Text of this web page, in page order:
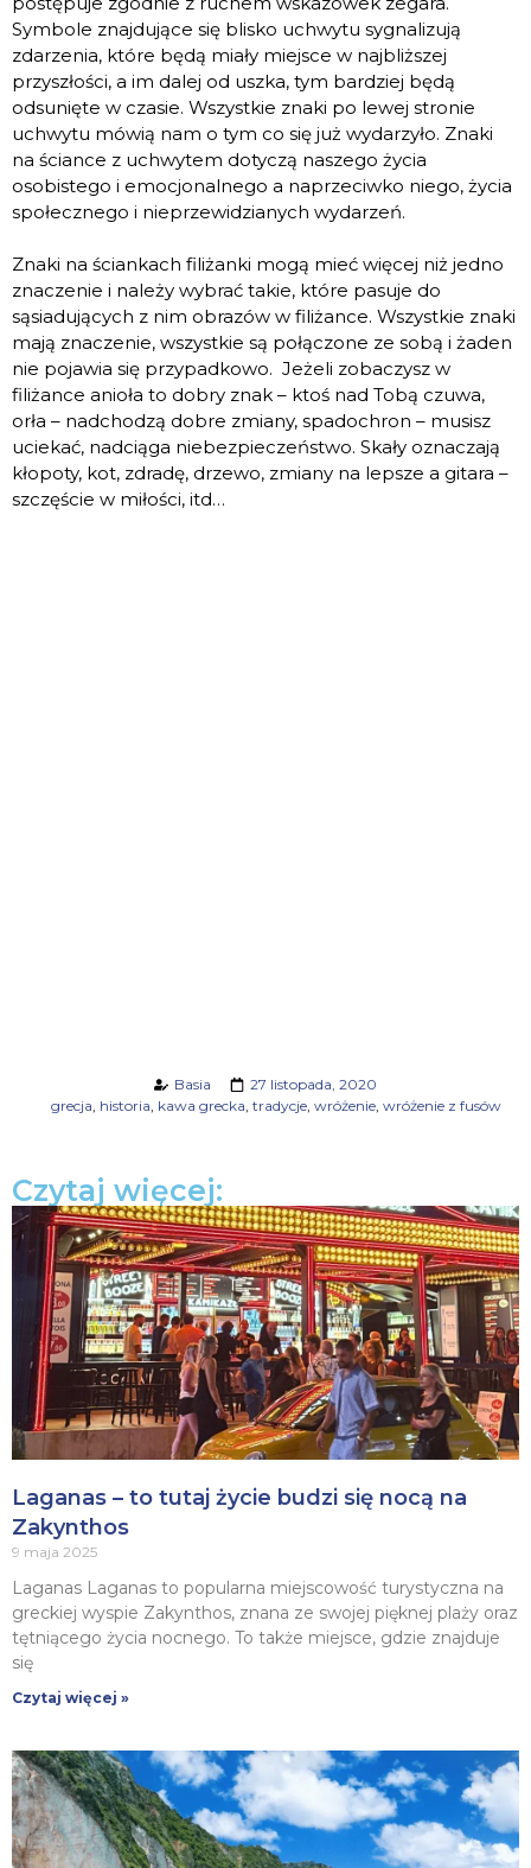
Symbole znajdujące się blisko uchwytu sygnalizują
zdarzenia, które będą miały miejsce w najbliższej
przyszłości, a im dalej od uszka, tym bardziej będą
odsunięte w czasie. Wszystkie znaki po lewej stronie
uchwytu mówią nam o tym co się już wydarzyło. Znaki
na ściance z uchwytem dotyczą naszego życia
osobistego i emocjonalnego a naprzeciwko niego, życia
społecznego i nieprzewidzianych wydarzeń.
Znaki na ściankach filiżanki mogą mieć więcej niż jedno
znaczenie i należy wybrać takie, które pasuje do
sąsiadujących z nim obrazów w filiżance. Wszystkie znaki
mają znaczenie, wszystkie są połączone ze sobą i żaden
nie pojawia się przypadkowo. Jeżeli zobaczysz w
filiżance anioła to dobry znak – ktoś nad Tobą czuwa,
orła – nadchodzą dobre zmiany, spadochron – musisz
uciekać, nadciąga niebezpieczeństwo. Skały oznaczają
kłopoty, kot, zdradę, drzewo, zmiany na lepsze a gitara –
szczęście w miłości, itd…
Basia
27 listopada, 2020
grecja historia kawa grecka tradycje, wróżenie, wróżenie z fusów
Czytaj więcej:
Laganas – to tutaj życie budzi się nocą na
Zakynthos
9 maja 2025
Laganas Laganas to popularna miejscowość turystyczna na
greckiej wyspie Zakynthos, znana ze swojej pięknej plaży oraz
tętniącego życia nocnego. To także miejsce, gdzie znajduje
się
Czytaj więcej »